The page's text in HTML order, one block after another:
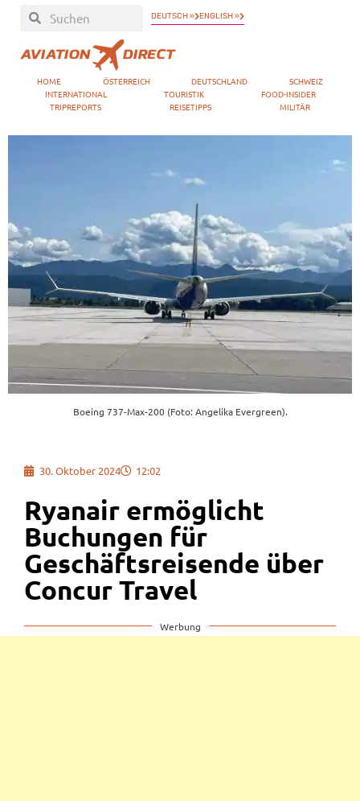
DEUTSCH » ENGLISH »
HOME ÖSTERREICH DEUTSCHLAND
SCHWEIZ
INTERNATIONAL
TOURISTIK
FOOD-INSIDER
TRIPREPORTS
REISETIPPS MILITÄR
Boeing 737-Max-200 (Foto: Angelika Evergreen).
30. Oktober 2024 12:02
Ryanair ermöglicht
Buchungen für
Geschäftsreisende über
Concur Travel
Werbung